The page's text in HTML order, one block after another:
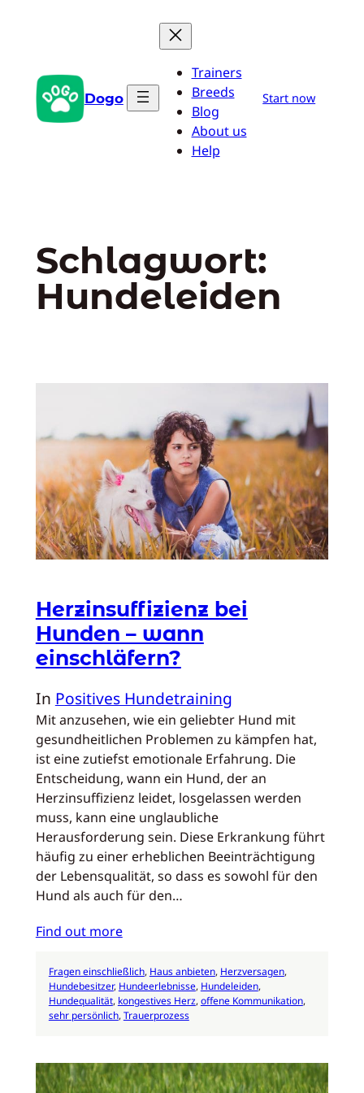
Dogo
Trainers
Breeds
Blog
About us
Help
Start now
Schlagwort:
Hundeleiden
Herzinsuffizienz bei
Hunden – wann
einschläfern?
In Positives Hundetraining
Mit anzusehen, wie ein geliebter Hund mit
gesundheitlichen Problemen zu kämpfen hat,
ist eine zutiefst emotionale Erfahrung. Die
Entscheidung, wann ein Hund, der an
Herzinsuffizienz leidet, losgelassen werden
muss, kann eine unglaubliche
Herausforderung sein. Diese Erkrankung führt
häufig zu einer erheblichen Beeinträchtigung
der Lebensqualität, so dass es sowohl für den
Hund als auch für den…
Find out more
Fragen einschließlich, Haus anbieten, Herzversagen
Hundebesitzer, Hundeerlebnisse, Hundeleiden
Hundequalität, kongestives Herz, offene Kommunikation
sehr persönlich, Trauerprozess